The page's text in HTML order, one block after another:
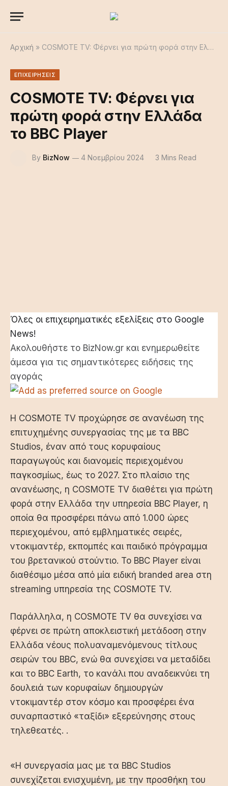
Αρχική » COSMOTE TV: Φέρνει για πρώτη φορά στην Ελλάδα το BBC Player
ΕΠΙΧΕΙΡΗΣΕΙΣ
COSMOTE TV: Φέρνει για
πρώτη φορά στην Ελλάδα
το BBC Player
By BizNow 4 Νοεμβρίου 2024 3 Mins Read
Όλες οι επιχειρηματικές εξελίξεις στο Google
News!
Ακολουθήστε το BizNow.gr και ενημερωθείτε
άμεσα για τις σημαντικότερες ειδήσεις της
αγοράς
Η COSMOTE TV προχώρησε σε ανανέωση της
επιτυχημένης συνεργασίας της με τα BBC
Studios, έναν από τους κορυφαίους
παραγωγούς και διανομείς περιεχομένου
παγκοσμίως, έως το 2027. Στο πλαίσιο της
ανανέωσης, η COSMOTE TV διαθέτει για πρώτη
φορά στην Ελλάδα την υπηρεσία BBC Player, η
οποία θα προσφέρει πάνω από 1.000 ώρες
περιεχομένου, από εμβληματικές σειρές,
ντοκιμαντέρ, εκπομπές και παιδικό πρόγραμμα
του βρετανικού στούντιο. Το BBC Player είναι
διαθέσιμο μέσα από μία ειδική branded area στη
streaming υπηρεσία της COSMOTE TV.
Παράλληλα, η COSMOTE TV θα συνεχίσει να
φέρνει σε πρώτη αποκλειστική μετάδοση στην
Ελλάδα νέους πολυαναμενόμενους τίτλους
σειρών του BBC, ενώ θα συνεχίσει να μεταδίδει
και το BBC Earth, το κανάλι που αναδεικνύει τη
δουλειά των κορυφαίων δημιουργών
ντοκιμαντέρ στον κόσμο και προσφέρει ένα
συναρπαστικό «ταξίδι» εξερεύνησης στους
τηλεθεατές. .
«H συνεργασία μας με τα BBC Studios
συνεχίζεται ενισχυμένη, με την προσθήκη του